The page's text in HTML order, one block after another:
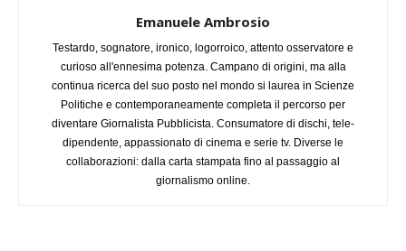
Emanuele Ambrosio
Testardo, sognatore, ironico, logorroico, attento osservatore e
curioso all'ennesima potenza. Campano di origini, ma alla
continua ricerca del suo posto nel mondo si laurea in Scienze
Politiche e contemporaneamente completa il percorso per
diventare Giornalista Pubblicista. Consumatore di dischi, tele-
dipendente, appassionato di cinema e serie tv. Diverse le
collaborazioni: dalla carta stampata fino al passaggio al
giornalismo online.